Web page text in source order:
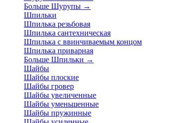
Больше Шурупы →
Шпильки
Шпилька резьбовая
Шпилька сантехническая
Шпилька с ввинчиваемым концом
Шпилька приварная
Больше Шпильки →
Шайбы
Шайбы плоские
Шайбы гровер
Шайбы увеличенные
Шайбы уменьшенные
Шайбы пружинные